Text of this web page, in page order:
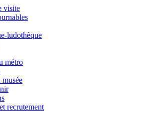
visite
ludothèque
métro
recrutement